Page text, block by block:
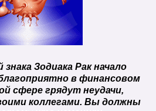
Зодиака Рак начало
в финансовом
сфере грядут неудачи,
коллегами. Вы должны